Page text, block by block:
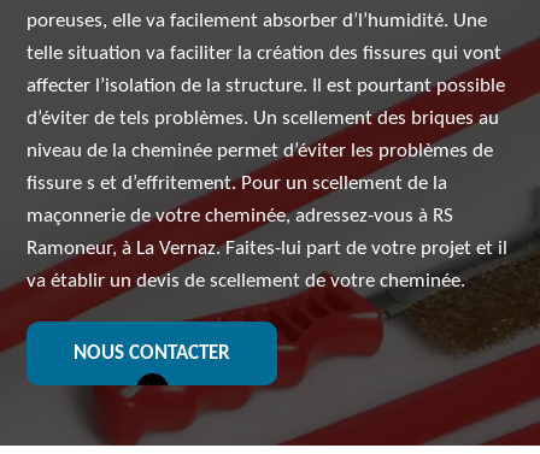
poreuses, elle va facilement absorber d’l’humidité. Une
telle situation va faciliter la création des fissures qui vont
affecter l’isolation de la structure. Il est pourtant possible
d’éviter de tels problèmes. Un scellement des briques au
niveau de la cheminée permet d’éviter les problèmes de
fissure s et d’effritement. Pour un scellement de la
maçonnerie de votre cheminée, adressez-vous à RS
Ramoneur, à La Vernaz. Faites-lui part de votre projet et il
va établir un devis de scellement de votre cheminée.
NOUS CONTACTER